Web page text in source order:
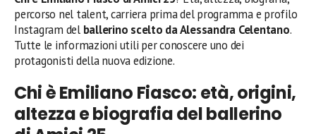
percorso nel talent, carriera prima del programma e profilo
Instagram del ballerino scelto da Alessandra Celentano.
Tutte le informazioni utili per conoscere uno dei
protagonisti della nuova edizione.
Chi è Emiliano Fiasco: età, origini,
altezza e biografia del ballerino